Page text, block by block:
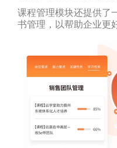
课程管理模块还提供了
书管理，以帮助企业更